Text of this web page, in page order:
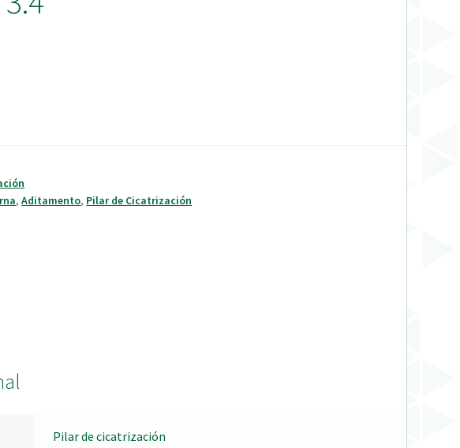
,Aditamento, Pilar de Cicatrización
Pilar de cicatrización